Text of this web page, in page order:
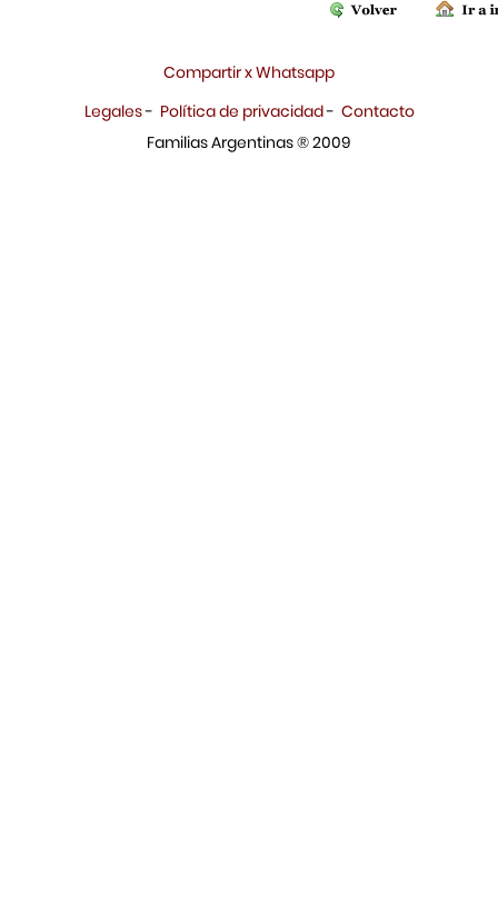
Compartir x Whatsapp
Legales- Política de privacidad- Contacto
Familias Argentinas ® 2009